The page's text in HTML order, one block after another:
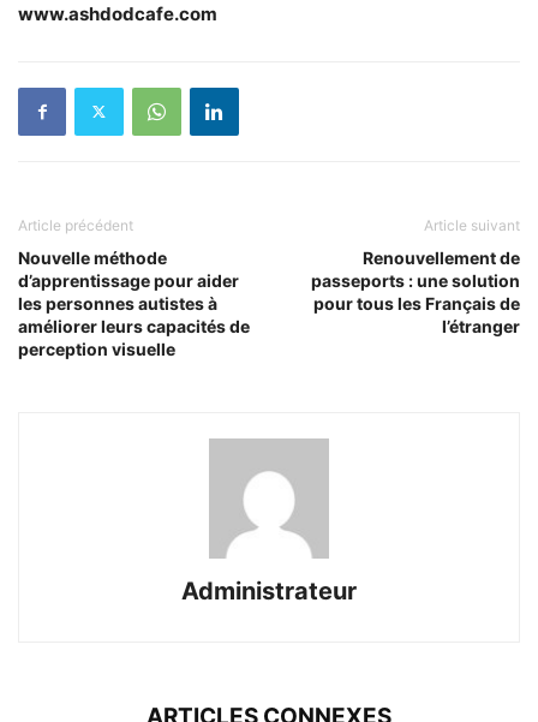
www.ashdodcafe.com
Article précédent
Nouvelle méthode
d’apprentissage pour aider
les personnes autistes à
améliorer leurs capacités de
perception visuelle
Article suivant
Renouvellement de
passeports : une solution
pour tous les Français de
l’étranger
Administrateur
ARTICLES CONNEXES